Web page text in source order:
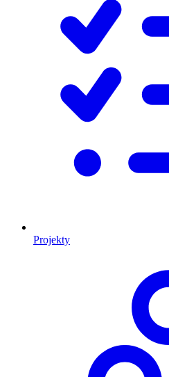
Projekty